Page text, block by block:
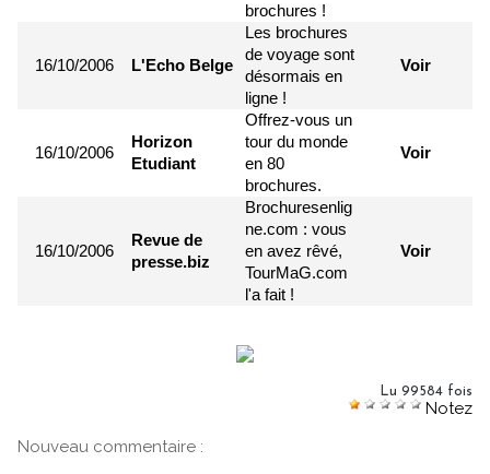
brochures !
16/10/2006 L'Echo Belge
Les brochures
de voyage sont
désormais en
ligne !
Voir
16/10/2006
Horizon
Etudiant
Offrez-vous un
tour du monde
en 80
brochures.
Voir
16/10/2006
Revue de
presse.biz
Brochuresenlig
ne.com : vous
en avez rêvé,
TourMaG.com
l'a fait !
Voir
Lu 99584 fois
Notez
Nouveau commentaire :